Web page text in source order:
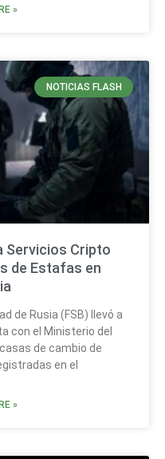
»
NOTICIAS FLASH
Servicios Cripto
de Estafas en
de Rusia (FSB) llevó a
con el Ministerio del
de cambio de
en el
»